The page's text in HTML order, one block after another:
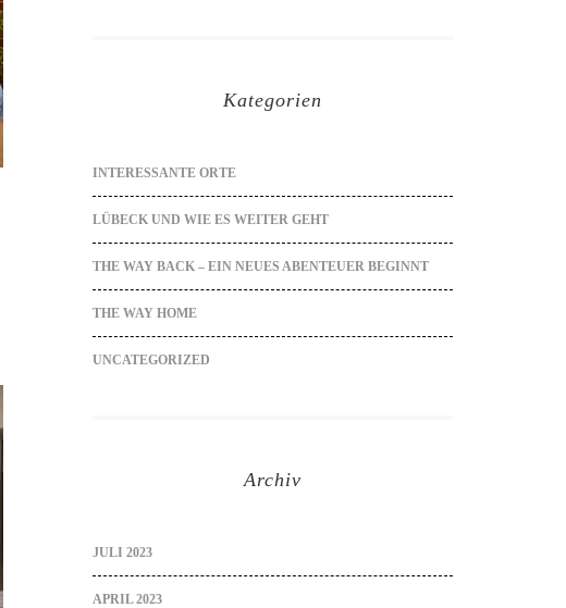
Kategorien
INTERESSANTE ORTE
LÜBECK UND WIE ES WEITER GEHT
THE WAY BACK – EIN NEUES ABENTEUER BEGINNT
THE WAY HOME
UNCATEGORIZED
Archiv
JULI 2023
APRIL 2023